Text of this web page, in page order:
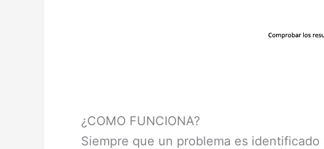
¿COMO FUNCIONA?
Siempre que un problema es